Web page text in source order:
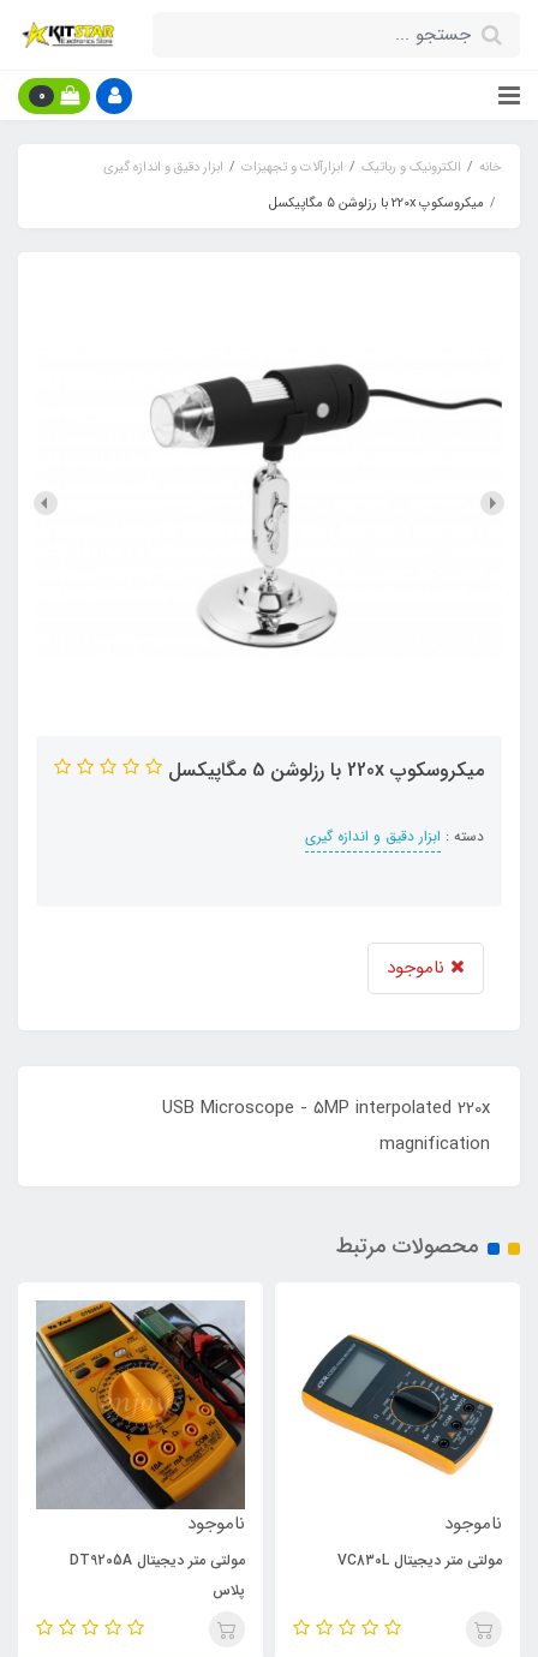
0
خانه الکترونیک و رباتیک ابزارآلات و تجهیزات
ابزار دقیق و اندازه گیری
میکروسکوپ 220x با رزلوشن 5 مگاپیکسل
میکروسکوپ 220x با رزلوشن 5 مگاپیکسل
دسته : ابزار دقیق و اندازه گیری
ناموجود
USB Microscope - 5MP interpolated 220x
magnification
محصولات مرتبط
ناموجود
مولتی متر دیجیتال VC830L
ناموجود
مولتی متر دیجیتال DT9205A
پلاس